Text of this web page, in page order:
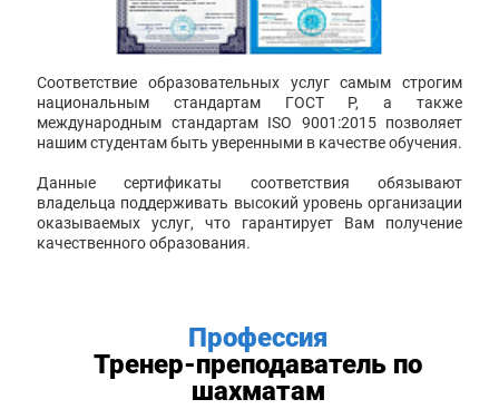
Соответствие образовательных услуг самым строгим
национальным стандартам ГОСТ Р, а также
международным стандартам ISO 9001:2015 позволяет
нашим студентам быть уверенными в качестве обучения.
Данные сертификаты соответствия обязывают
владельца поддерживать высокий уровень организации
оказываемых услуг, что гарантирует Вам получение
качественного образования.
Профессия
Тренер-преподаватель по
шахматам